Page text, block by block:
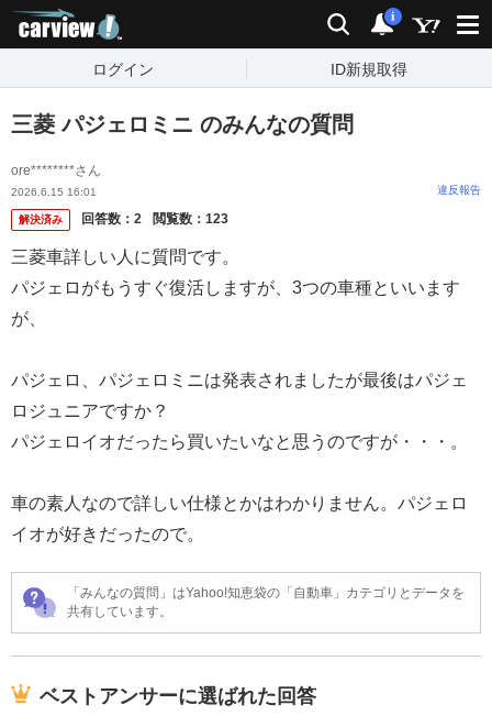
検索 通知
i
ログイン ID新規取得
三菱 パジェロミニ のみんなの質問
ore********さん
2026.6.15 16:01 違反報告
解決済み 回答数： 2 閲覧数： 123
三菱車詳しい人に質問です。
パジェロがもうすぐ復活しますが、3つの車種といいます
が、
パジェロ、パジェロミニは発表されましたが最後はパジェ
ロジュニアですか？
パジェロイオだったら買いたいなと思うのですが・・・。
車の素人なので詳しい仕様とかはわかりません。パジェロ
イオが好きだったので。
「みんなの質問」はYahoo!知恵袋の「自動車」カテゴリとデータを
共有しています。
ベストアンサーに選ばれた回答